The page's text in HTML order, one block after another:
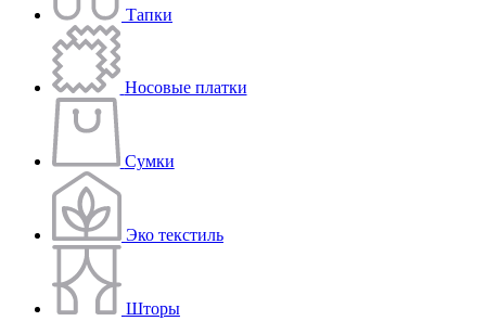
Тапки
Носовые платки
Сумки
Эко текстиль
Шторы